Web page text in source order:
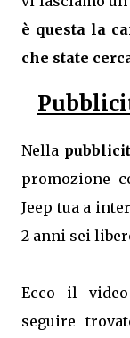
è questa la
che state
Nella
promozione
Jeep tua a
2 anni sei
Ecco il
seguire